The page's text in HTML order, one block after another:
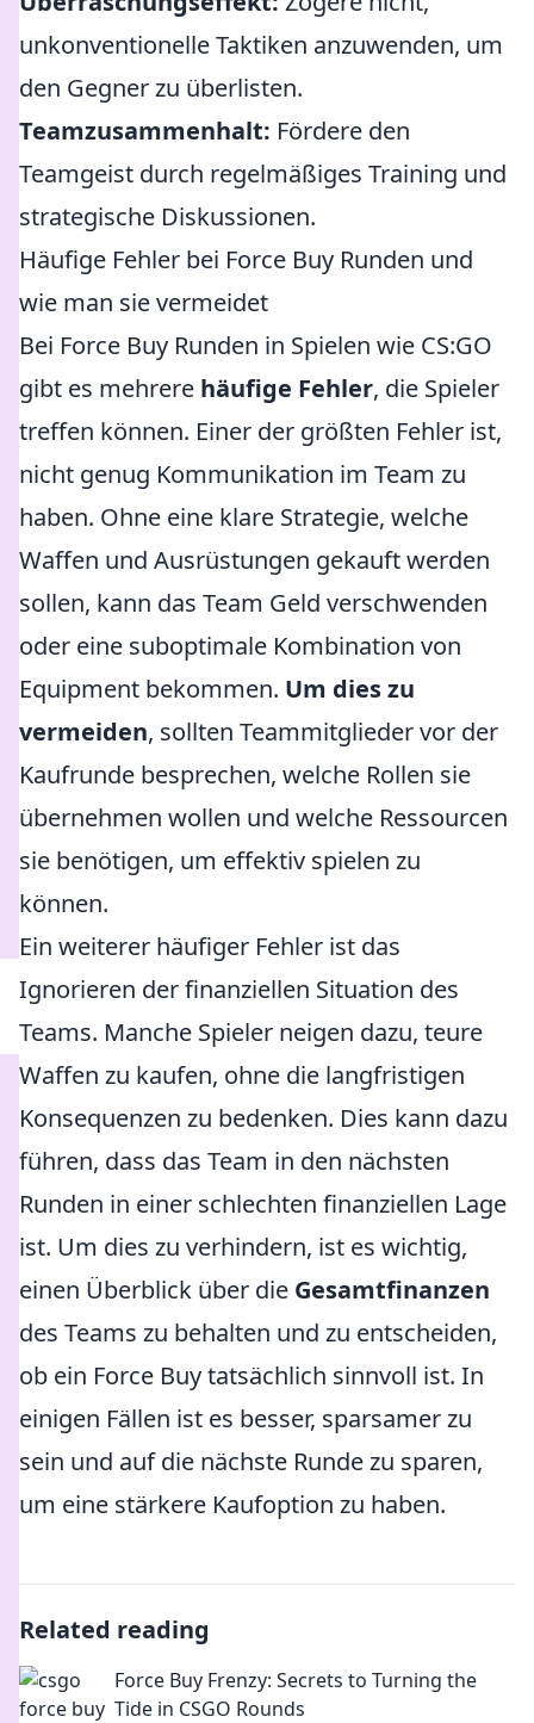
unkonventionelle Taktiken anzuwenden, um
den Gegner zu überlisten.
Teamzusammenhalt: Fördere den
Teamgeist durch regelmäßiges Training und
strategische Diskussionen.
Häufige Fehler bei Force Buy Runden und
wie man sie vermeidet
Bei Force Buy Runden in Spielen wie CS:GO
gibt es mehrere häufige Fehler, die Spieler
treffen können. Einer der größten Fehler ist,
nicht genug Kommunikation im Team zu
haben. Ohne eine klare Strategie, welche
Waffen und Ausrüstungen gekauft werden
sollen, kann das Team Geld verschwenden
oder eine suboptimale Kombination von
Equipment bekommen. Um dies zu
vermeiden, sollten Teammitglieder vor der
Kaufrunde besprechen, welche Rollen sie
übernehmen wollen und welche Ressourcen
sie benötigen, um effektiv spielen zu
können.
Ein weiterer häufiger Fehler ist das
Ignorieren der finanziellen Situation des
Teams. Manche Spieler neigen dazu, teure
Waffen zu kaufen, ohne die langfristigen
Konsequenzen zu bedenken. Dies kann dazu
führen, dass das Team in den nächsten
Runden in einer schlechten finanziellen Lage
ist. Um dies zu verhindern, ist es wichtig,
einen Überblick über die Gesamtfinanzen
des Teams zu behalten und zu entscheiden,
ob ein Force Buy tatsächlich sinnvoll ist. In
einigen Fällen ist es besser, sparsamer zu
sein und auf die nächste Runde zu sparen,
um eine stärkere Kaufoption zu haben.
Related reading
Force Buy Frenzy: Secrets to Turning the
Tide in CSGO Rounds